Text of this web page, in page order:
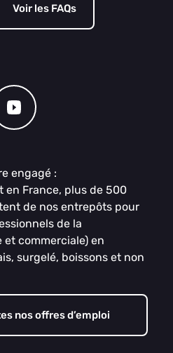
Voir les FAQs
engagé :
en France, plus de 500
de nos entrepôts pour
de la
commerciale) en
surgelé, boissons et non
nos offres d’emploi